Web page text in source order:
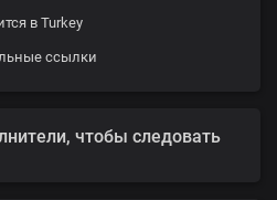
в Turkey
ссылки
чтобы следовать